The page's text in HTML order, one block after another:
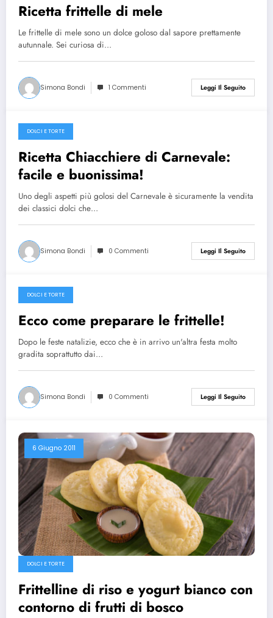
Ricetta frittelle di mele
Le frittelle di mele sono un dolce goloso dal sapore prettamente
autunnale. Sei curiosa di…
Simona Bondi 1 Commenti Leggi Il Seguito
21 Gennaio 2015
DOLCI E TORTE
Ricetta Chiacchiere di Carnevale:
facile e buonissima!
Uno degli aspetti più golosi del Carnevale è sicuramente la vendita
dei classici dolci che…
Simona Bondi 0 Commenti Leggi Il Seguito
22 Gennaio 2013
DOLCI E TORTE
Ecco come preparare le frittelle!
Dopo le feste natalizie, ecco che è in arrivo un'altra festa molto
gradita soprattutto dai…
Simona Bondi 0 Commenti Leggi Il Seguito
6 Giugno 2011
DOLCI E TORTE
Frittelline di riso e yogurt bianco con
contorno di frutti di bosco